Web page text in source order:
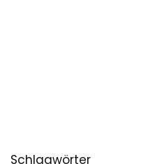
Schlagwörter